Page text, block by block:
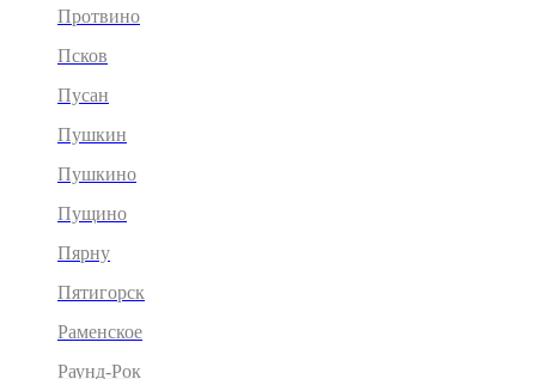
Протвино
Псков
Пусан
Пушкин
Пушкино
Пущино
Пярну
Пятигорск
Раменское
Раунд-Рок